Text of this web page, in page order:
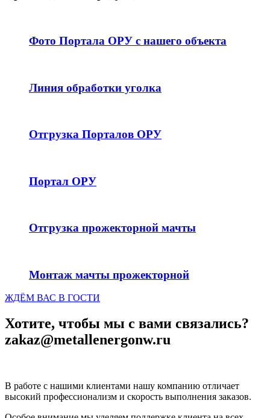
Фото Портала ОРУ с нашего объекта
Линия обработки уголка
Отгрузка Порталов ОРУ
Портал ОРУ
Отгрузка прожекторной мачты
Монтаж мачты прожекторной
ЖДЁМ ВАС В ГОСТИ
Хотите, чтобы мы с вами связались?
zakaz@metallenergonw.ru
В работе с нашими клиентами нашу компанию отличает
высокий профессионализм и скорость выполнения заказов.